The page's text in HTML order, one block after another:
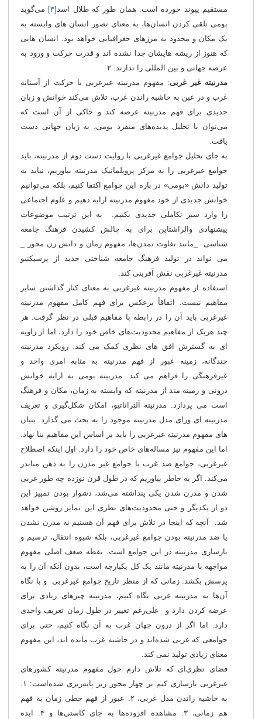
مستقیم پیوند خورده است. همان طور که طلال اسد [۳] می‌گوید
بومی تلقی کردن انسان‌ها، به معنای تصور انسان های وابسته به
یک مکان و محدود به مرزهای جغرافیایی خواهد بود. انسان هایی
که هنوز از ریشه هایشان جدا نشده اند و قدرت حرکت و ورود به
عرصه جهانی و بین المللی را ندارند. ۲
مدرنیته غیر غربی: مفهوم مدرنیته غیرغربی با حرکت از آستانه
غرب و در عین به حاشیه راندن غرب، تلاش می‌کند خوانش و زبان
جدیدی برای فهم مدرنیته عرضه کند و حاکی از آن است که
می‌توان با تحلیل پدیده‌های منفرد بومی، به زبان جهانی دست
یافت.
به جای تحلیل جوامع غیرغربی با روایت دست دوم از مدرنیته، باید
جوامع غیرغربی را به مرکز پروبلماتیک مدرنیته بیاوریم، نباید به
تولید دانش «بومی» در باره این جوامع اکتفا کنیم، بلکه می‌توانیم
خوانش جدیدی از خود مفهوم مدرنیته ارایه دهیم و علوم اجتماعی
را وارد سیر تکاملی جدیدی بکنیم. به این ترتیب موضوعات
پیشنهادی والراشتاین برای به چالش کشیدن فرهنگ جامعه
شناسی _مانند تفاوت تمدن‌ها، مفهوم زمان و دانش زن محور _
می تواند در تولید فرهنگ جامعه شناختی جدید از پرسپکتیو
مدرنیته غیرغربی نقش آفرینی کند.
استفاده از مفهوم مدرنیته غیرغربی به معنای کنار گذاشتن سایر
مفاهیم نیست. اتفاقاً برعکس برای فهم کامل مفهوم مدرنیته
غیرغربی باید آن را در رابطه با مفاهیم قبلی در نظر گرفت. هر
چند هریک از مفاهیم محدودیت‌های خاص خود را دارد، اما از زاویه
ای به گسترش افق های نظری کمک می کند. رویکرد مدرنیته
چندگانه، زمینه عبور از فهم مدرنیته به مثابه امری واحد و
غیرفرهنگی را فراهم می کند. مدرنیته بومی به ارایه خوانش
درونی و زمینه مند از مدرنیته که وابسته به زمان، مکان و فرهنگ
است می پردازد. مدرنیته آلتراناتیو، امکان شکل‌گیری و تعریف
مدرنیته ای ورای مدل مدرنیته موجود را به بحث می گذارد. بنیان
های مفهوم مدرنیته غیرغربی را باید بر اساس این مفاهیم بنا نهاد.
اما این مفهوم نیز مساله‌های خاص خود را دارد. اول اینکه اصطلاح
غیرغربی، جوامع ضد غرب یا جوامع غیر مدرن را به ذهن متابدر
می‌کند. اگر به خاطر بیاوریم که در طول قرن نوزده چه طور غربی
شدن و مدرن شدن یکی پنداشته می‌شد، دشوار بودن تمییز این
دو از یکدیگر و حتی محدودیت‌های نظری این تمایز روشن خواهد
شد. آنچه که اینجا در تلاش برای فهم آن هستیم نه مدرن نشدن
یا ضد مدرنیته بودن جوامع غیرغربی، بلکه شیوه انتقال، ترسیم و
بازسازی مدرنیته در این جوامع است. نقطه ضعف اصلی مفهوم
مواجهه با مدرنیته مانند یک کل یکپارچه است، بدون آنکه آن را به
پرسش بکشد. زمانی که از منظر تاریخ جوامع غیرغربی و با نگاه
آن‌ها به مدرنیته غربی نگاه کنیم، مدرنیته چیزهای زیادی برای
عرضه کردن دارد و علی‎‌رغم تغییر در طول زمان تعریف واحدی
دارد. اما اگر از درون جهان غرب به آن نگاه کنیم، حتی برای
جوامعی که غربی شده‌اند و در حاشیه غرب مانده اند، این مفهوم
معنای زیادی تولید نمی کند.
فضای نظری‌ای که تلاش دارم حول مفهوم مدرنیته کشورهای
به حاشیه راندن مدل غربی، ۲. عبور از فهم خطی زمان به فهم
هم زمانی، ۳. مشاهده افزوده‌ها به جای کاستی‌ها و ۴. ایده